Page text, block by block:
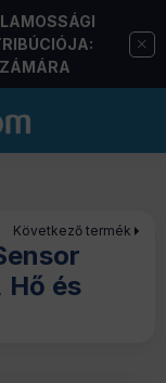
Következő termék
Hő és